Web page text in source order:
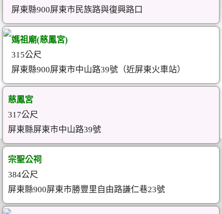
屏東縣900屏東市民族路與復興路口
媽祖廟(慈鳳宮)
315公尺
屏東縣900屏東市中山路39號（近屏東火車站）
慈鳳宮
317公尺
屏東縣屏東市中山路39號
宗聖公祠
384公尺
屏東縣900屏東市勝豐里自由路謙仁巷23號